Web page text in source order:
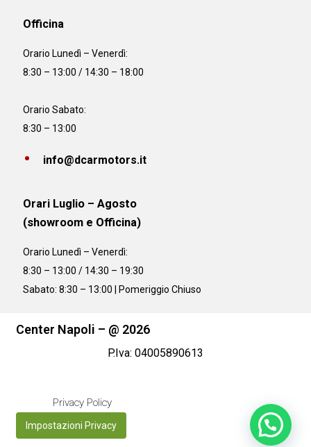
Officina
Orario Lunedì – Venerdì:
8:30 – 13:00 / 14:30 – 18:00
Orario Sabato:
8:30 – 13:00
info@dcarmotors.it
Orari Luglio – Agosto
(showroom e Officina)
Orario Lunedì – Venerdì:
8:30 – 13:00 / 14:30 – 19:30
Sabato: 8:30 – 13:00 | Pomeriggio Chiuso
Center Napoli – @ 2026
P.Iva: 04005890613
Privacy Policy
Impostazioni Privacy